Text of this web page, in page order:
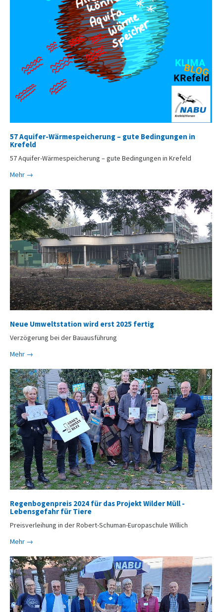
57 Aquifer-Wärmespeicherung – gute Bedingungen in
Krefeld
57 Aquifer-Wärmespeicherung – gute Bedingungen in Krefeld
Mehr →
Neue Umweltstation wird erst 2025 fertig
Verzögerung bei der Bauausführung
Mehr →
Regenbogenpreis 2024 für das Projekt Wilder Müll -
Lebensgefahr für Tiere
Preisverleihung in der Robert-Schuman-Europaschule Willich
Mehr →